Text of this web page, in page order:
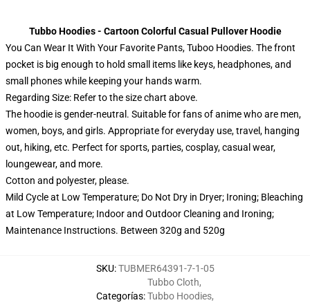
Tubbo Hoodies - Cartoon Colorful Casual Pullover Hoodie
You Can Wear It With Your Favorite Pants, Tuboo Hoodies. The front
pocket is big enough to hold small items like keys, headphones, and
small phones while keeping your hands warm.
Regarding Size: Refer to the size chart above.
The hoodie is gender-neutral. Suitable for fans of anime who are men,
women, boys, and girls. Appropriate for everyday use, travel, hanging
out, hiking, etc. Perfect for sports, parties, cosplay, casual wear,
loungewear, and more.
Cotton and polyester, please.
Mild Cycle at Low Temperature; Do Not Dry in Dryer; Ironing; Bleaching
at Low Temperature; Indoor and Outdoor Cleaning and Ironing;
Maintenance Instructions. Between 320g and 520g
SKU:TUBMER64391-7-1-05
Categorías:
Tubbo Cloth,
Tubbo Hoodies,